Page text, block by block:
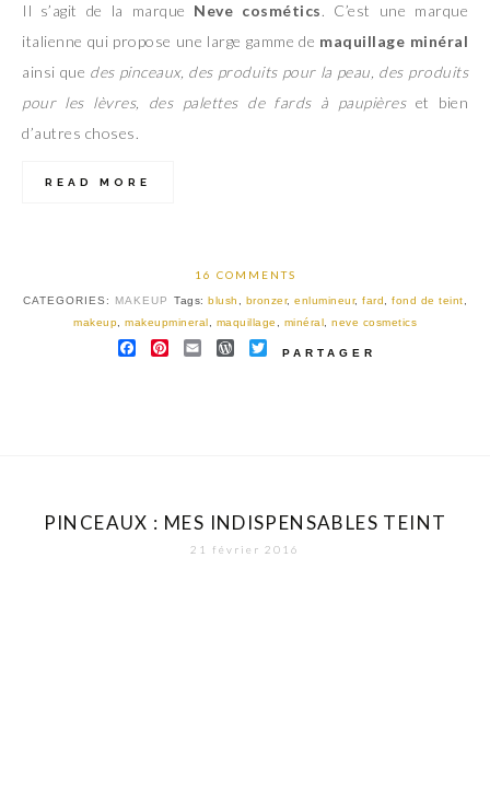
Il s’agit de la marque Neve cosmétics. C’est une marque
italienne qui propose une large gamme de maquillage minéral
ainsi que des pinceaux, des produits pour la peau, des produits
pour les lèvres, des palettes de fards à paupièreset bien
d’autres choses.
READ MORE
16 COMMENTS
CATEGORIES: MAKEUP Tags: blush bronzer, enlumineur, fard fond de teint
makeup
makeupmineral maquillage minéral neve cosmetics
FACEBOOK
PINTEREST
EMAILWORDPRESS
TWITTER
PARTAGER
PINCEAUX : MES INDISPENSABLES TEINT
21 février 2016